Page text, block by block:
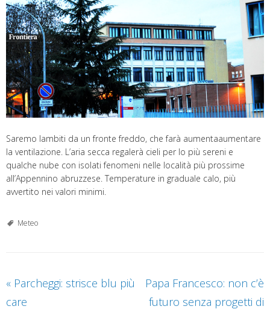
Saremo lambiti da un fronte freddo, che farà aumentaaumentare
la ventilazione. L’aria secca regalerà cieli per lo più sereni e
qualche nube con isolati fenomeni nelle località più prossime
all’Appennino abruzzese. Temperature in graduale calo, più
avvertito nei valori minimi.
Meteo
« Parcheggi: strisce blu più
care
Papa Francesco: non c’è
futuro senza progetti di